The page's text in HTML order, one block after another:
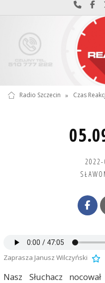
Radio Szczecin » Czas
Zaprasza Janusz Wilczyński
Nasz Słuchacz